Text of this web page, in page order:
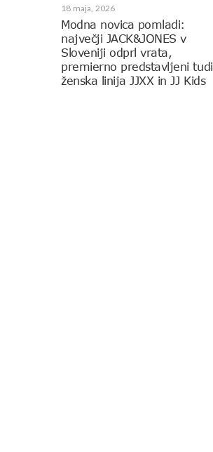
18 maja, 2026
Modna novica pomladi:
največji JACK&JONES v
Sloveniji odprl vrata,
premierno predstavljeni tudi
ženska linija JJXX in JJ Kids